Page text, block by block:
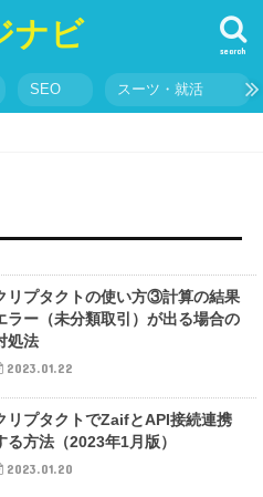
ナビ search
SEO スーツ・就活
リプタクトの使い方③計算の結果
ラー（未分類取引）が出る場合の
処法
2023.01.22
リプタクトでZaifとAPI接続連携
る方法（2023年1月版）
2023.01.20